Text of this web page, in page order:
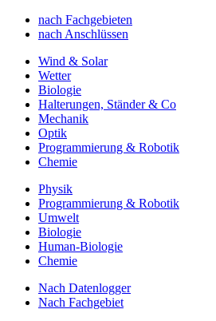
nach Fachgebieten
nach Anschlüssen
Wind & Solar
Wetter
Biologie
Halterungen, Ständer & Co
Mechanik
Optik
Programmierung & Robotik
Chemie
Physik
Programmierung & Robotik
Umwelt
Biologie
Human-Biologie
Chemie
Nach Datenlogger
Nach Fachgebiet